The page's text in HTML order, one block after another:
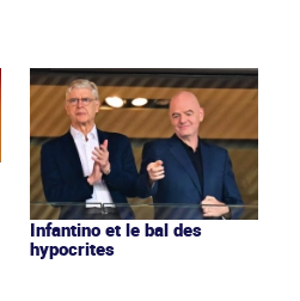
Infantino et le bal des
hypocrites